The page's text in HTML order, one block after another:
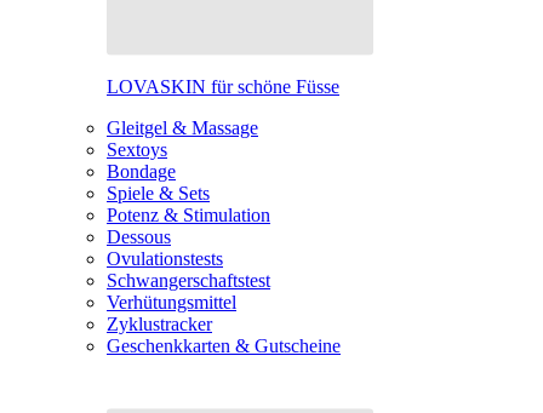
LOVASKIN für schöne Füsse
Gleitgel & Massage
Sextoys
Bondage
Spiele & Sets
Potenz & Stimulation
Dessous
Ovulationstests
Schwangerschaftstest
Verhütungsmittel
Zyklustracker
Geschenkkarten & Gutscheine